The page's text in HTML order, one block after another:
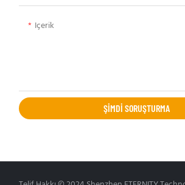
Içerik
ŞIMDI SORUŞTURMA